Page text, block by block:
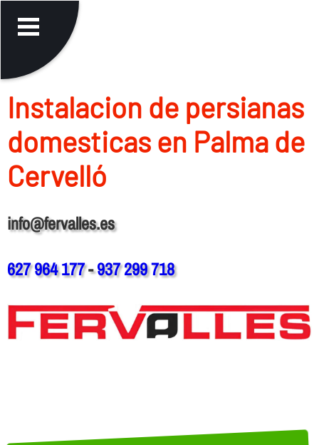
Instalacion de persianas
domesticas en Palma de
Cervelló
info@fervalles.es
627 964 177-937 299 718